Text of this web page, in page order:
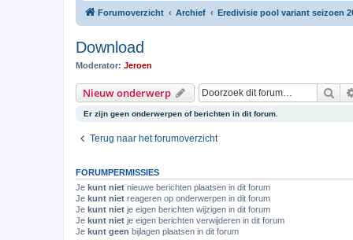
Forumoverzicht Archief Eredivisie pool variant seizoen
Download
Moderator: Jeroen
Nieuw onderwerp
Er zijn geen onderwerpen of berichten in dit forum.
Terug naar het forumoverzicht
FORUMPERMISSIES
Je kunt niet nieuwe berichten plaatsen in dit forum
Je kunt niet reageren op onderwerpen in dit forum
Je kunt niet je eigen berichten wijzigen in dit forum
Je kunt niet je eigen berichten verwijderen in dit forum
Je kunt geen bijlagen plaatsen in dit forum